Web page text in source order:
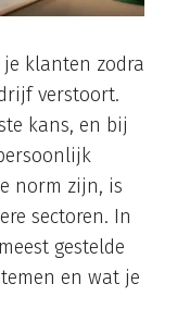
je klanten zodra
verstoort.
kans, en bij
norm zijn, is
sectoren. In
gestelde
en wat je